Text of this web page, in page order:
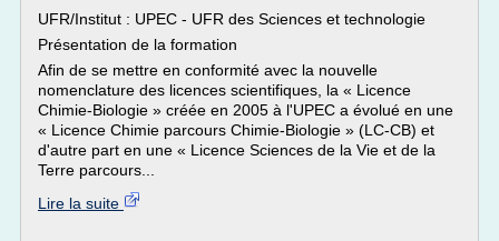
UFR/Institut : UPEC - UFR des Sciences et technologie
Présentation de la formation
Afin de se mettre en conformité avec la nouvelle
nomenclature des licences scientifiques, la « Licence
Chimie-Biologie » créée en 2005 à l'UPEC a évolué en une
« Licence Chimie parcours Chimie-Biologie » (LC-CB) et
d'autre part en une « Licence Sciences de la Vie et de la
Terre parcours...
Lire la suite